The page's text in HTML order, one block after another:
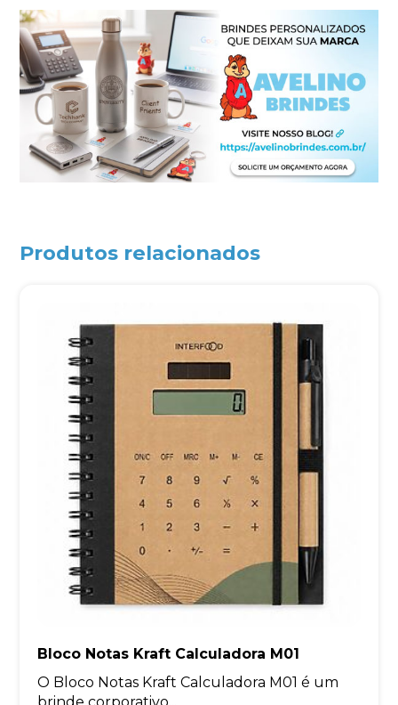
Produtos relacionados
Bloco Notas Kraft Calculadora M01
O Bloco Notas Kraft Calculadora M01 é um
brinde corporativo...